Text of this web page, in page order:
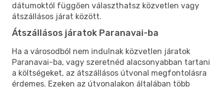
dátumoktól függően választhatsz közvetlen vagy
átszállásos járat között.
Átszállásos járatok Paranavai-ba
Ha a városodból nem indulnak közvetlen járatok
Paranavai-ba, vagy szeretnéd alacsonyabban tartani
a költségeket, az átszállásos útvonal megfontolásra
érdemes. Ezeken az útvonalakon általában több